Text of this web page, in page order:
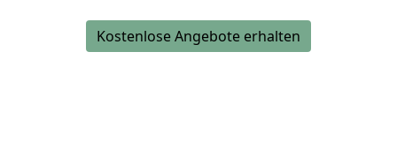
Kostenlose Angebote erhalten